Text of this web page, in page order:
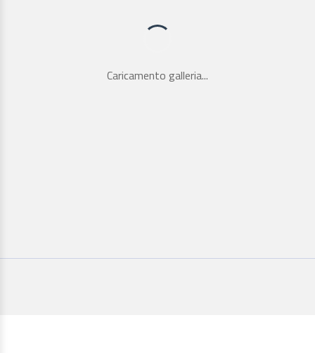
Caricamento galleria...